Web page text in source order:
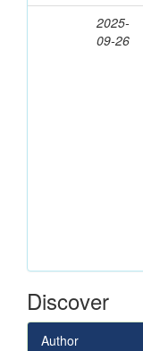
2025-
09-26
Discover
Author